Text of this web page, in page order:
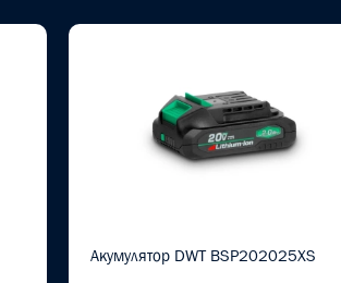
Акумулятор DWT BSP202025XS